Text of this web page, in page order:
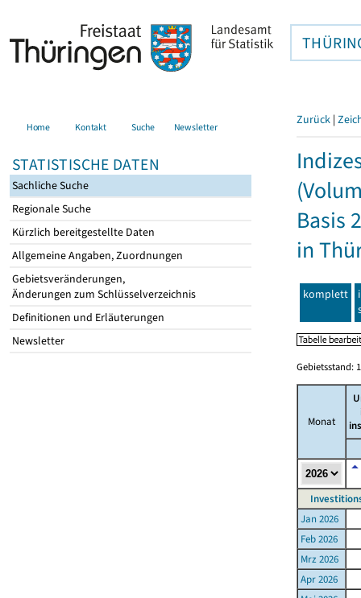
Home Kontakt Suche Newsletter
STATISTISCHE DATEN
Sachliche Suche
Regionale Suche
Kürzlich bereitgestellte Daten
Allgemeine Angaben, Zuordnungen
Gebietsveränderungen,
Änderungen zum Schlüsselverzeichnis
Definitionen und Erläuterungen
Newsletter
Zurück |
Basis
in
komplett
Gebietsstand:
Monat
Jan 2026
Feb 2026
Mrz 2026
Apr 2026